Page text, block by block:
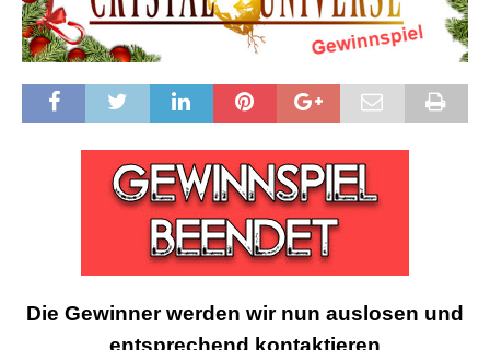
Die Gewinner werden wir nun auslosen und
entsprechend kontaktieren